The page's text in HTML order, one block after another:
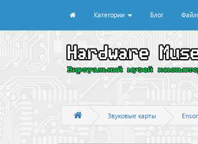
Категории Блог
Звуковые карты